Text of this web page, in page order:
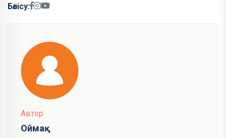
Бөлісу:
Автор
Оймақ